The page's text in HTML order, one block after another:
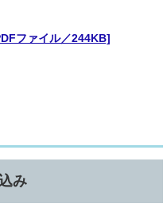
ファイル／244KB]
み